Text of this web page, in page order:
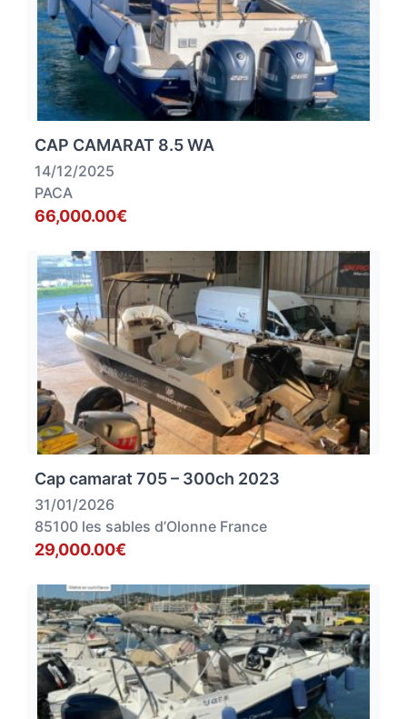
CAP CAMARAT 8.5 WA
14/12/2025
PACA
66,000.00€
Cap camarat 705 – 300ch 2023
31/01/2026
85100 les sables d’Olonne France
29,000.00€